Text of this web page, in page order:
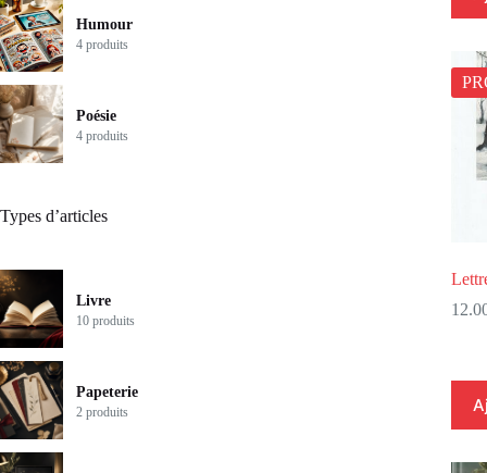
Humour
4 produits
Poésie
4 produits
Types d’articles
Livre
10 produits
Papeterie
2 produits